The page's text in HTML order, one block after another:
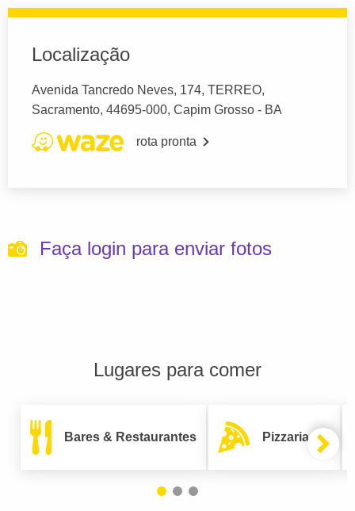
Localização
Avenida Tancredo Neves, 174, TERREO,
Sacramento, 44695-000, Capim Grosso - BA
rota pronta
Faça login para enviar fotos
Lugares para comer
Bares & Restaurantes Pizzarias